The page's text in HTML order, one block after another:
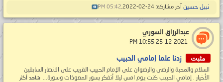
نبيل حسين آخر مشاركة: 24-02-2022, 05:42 PM
عبدالرزاق السوري
مثبت زدنا علما إمامي الحبيب
السلام والمحبة والرضى والرضوان على الإمام الحبيب القريب على الانصار السابقين
الأخيار . إمامي الحبيب كنت يوم امس ليلا أتفكر بسور المعوذات وسورة... شاهد أكثر